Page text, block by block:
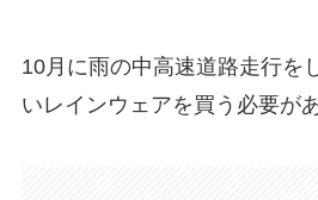
10月に雨の中高速道路走行を
いレインウェアを買う必要が